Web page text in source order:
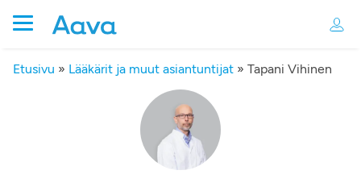
Etusivu » Lääkärit ja muut asiantuntijat » Tapani Vihinen